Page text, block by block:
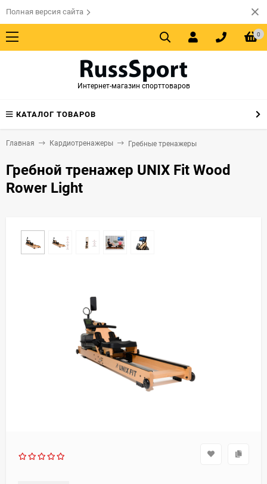
Полная версия сайта
0
Интернет-магазин спорттоваров
КАТАЛОГ ТОВАРОВ
Главная Кардиотренажеры Гребные тренажеры
Гребной тренажер UNIX Fit Wood
Rower Light